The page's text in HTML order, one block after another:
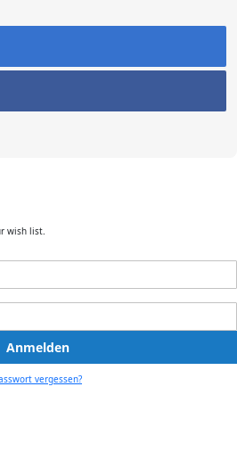
wish list.
Anmelden
vergessen?